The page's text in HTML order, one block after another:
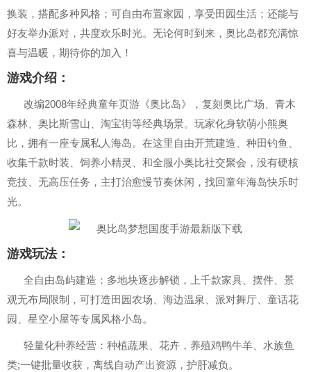
换装，搭配多种风格；可自由布置家园，享受田园生活；还能与
好友举办派对，共度欢乐时光。无论何时到来，奥比岛都充满惊
喜与温暖，期待你的加入！
游戏介绍：
改编2008年经典童年页游《奥比岛》，复刻奥比广场、青木
森林、奥比斯雪山、淘宝街等经典场景。玩家化身软萌小熊奥
比，拥有一座专属私人海岛。在这里自由开荒建造、种田钓鱼、
收集千款时装、饲养小精灵、和全服小奥比社交聚会，没有硬核
竞技、无高压任务，主打治愈慢节奏休闲，找回童年海岛快乐时
光。
游戏玩法：
全自由岛屿建造：多地块逐步解锁，上千款家具、摆件、景
观无布局限制，可打造田园农场、海边温泉、派对舞厅、童话花
园、星空小屋等专属风格小岛。
轻量化种养经营：种植蔬果、花卉，养殖鸡鸭牛羊、水族鱼
类;一键批量收获，离线自动产出资源，护肝减负。